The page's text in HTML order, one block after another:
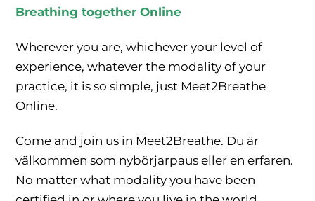
Breathing together Online
Wherever you are, whichever your level of
experience, whatever the modality of your
practice, it is so simple, just Meet2Breathe
Online.
Come and join us in Meet2Breathe. Du är
välkommen som nybörjarpaus eller en erfaren.
No matter what modality you have been